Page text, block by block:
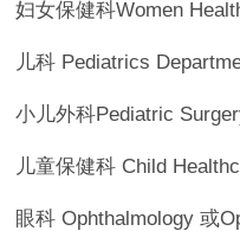
妇女保健科Women
儿科 Pediatrics
小儿外科Pediatric
儿童保健科 Child
眼科 Ophthalmology 或